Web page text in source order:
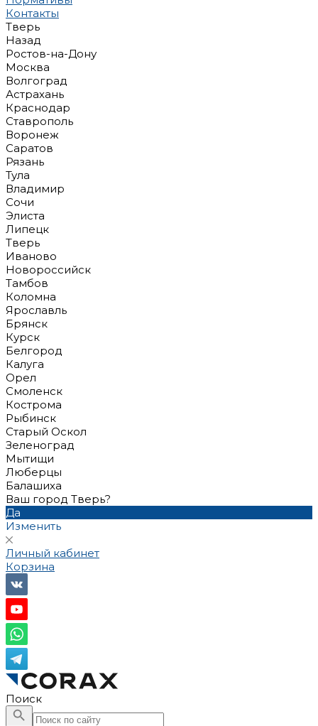
Контакты
Тверь
Назад
Ростов-на-Дону
Москва
Волгоград
Астрахань
Краснодар
Ставрополь
Воронеж
Саратов
Рязань
Тула
Владимир
Сочи
Элиста
Липецк
Тверь
Иваново
Новороссийск
Тамбов
Коломна
Ярославль
Брянск
Курск
Белгород
Калуга
Орел
Смоленск
Кострома
Рыбинск
Старый Оскол
Зеленоград
Мытищи
Люберцы
Балашиха
Ваш город Тверь?
Да
Изменить
Личный кабинет
Корзина
Поиск